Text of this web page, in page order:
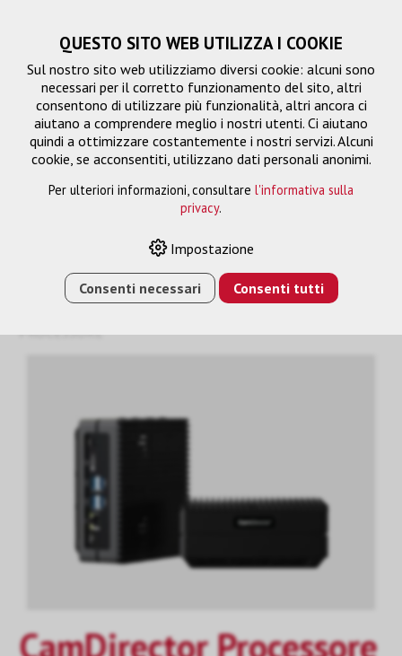
Telecamera di tracciamento
› E-SHOP › SISTEMA DI TELECAMERE ›
PROCESSORE
CamDirector Processore
QUESTO SITO WEB UTILIZZA I COOKIE
Sul nostro sito web utilizziamo diversi cookie: alcuni sono
necessari per il corretto funzionamento del sito, altri
consentono di utilizzare più funzionalità, altri ancora ci
aiutano a comprendere meglio i nostri utenti. Ci aiutano
quindi a ottimizzare costantemente i nostri servizi. Alcuni
cookie, se acconsentiti, utilizzano dati personali anonimi.
Per ulteriori informazioni, consultare l'informativa sulla
privacy.
Impostazione
Consenti necessari Consenti tutti